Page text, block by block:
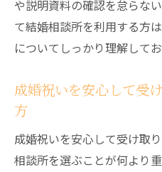
や説明資料の確認を怠らな
て結婚相談所を利用する方
についてしっかり理解してお
成婚祝いを安心して受
方
成婚祝いを安心して受け取
相談所を選ぶことが何より